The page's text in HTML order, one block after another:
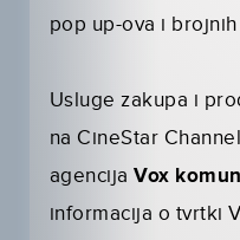
pop up-ova i
Usluge zakupa i
na CineStar
agencijaVox
informacija o tvrtki